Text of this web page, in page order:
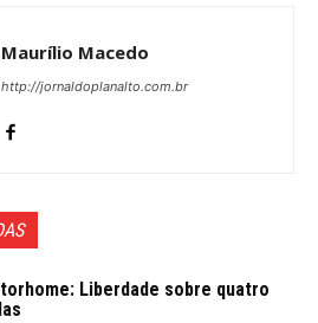
Maurílio Macedo
http://jornaldoplanalto.com.br
Liberdade sobre quatro